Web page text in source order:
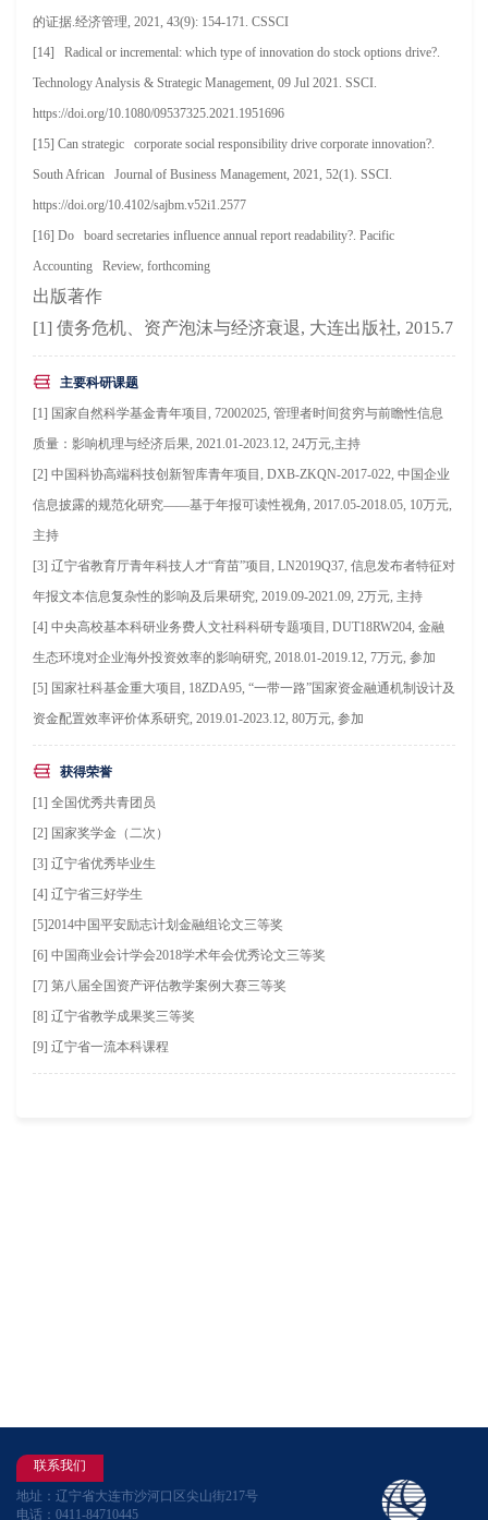
的证据.经济管理, 2021, 43(9): 154-171. CSSCI
[14] Radical or incremental: which type of innovation do stock options drive?.
Technology Analysis & Strategic Management, 09 Jul 2021. SSCI.
https://doi.org/10.1080/09537325.2021.1951696
[15] Can strategic corporate social responsibility drive corporate innovation?.
South African Journal of Business Management, 2021, 52(1). SSCI.
https://doi.org/10.4102/sajbm.v52i1.2577
[16] Do board secretaries influence annual report readability?. Pacific
Accounting Review, forthcoming
出版著作
[1] 债务危机、资产泡沫与经济衰退, 大连出版社, 2015.7
主要科研课题
[1] 国家自然科学基金青年项目, 72002025, 管理者时间贫穷与前瞻性信息
质量：影响机理与经济后果, 2021.01-2023.12, 24万元,主持
[2] 中国科协高端科技创新智库青年项目, DXB-ZKQN-2017-022, 中国企业
信息披露的规范化研究——基于年报可读性视角, 2017.05-2018.05, 10万元,
主持
[3] 辽宁省教育厅青年科技人才“育苗”项目, LN2019Q37, 信息发布者特征对
年报文本信息复杂性的影响及后果研究, 2019.09-2021.09, 2万元, 主持
[4] 中央高校基本科研业务费人文社科科研专题项目, DUT18RW204, 金融
生态环境对企业海外投资效率的影响研究, 2018.01-2019.12, 7万元, 参加
[5] 国家社科基金重大项目, 18ZDA95, “一带一路”国家资金融通机制设计及
资金配置效率评价体系研究, 2019.01-2023.12, 80万元, 参加
获得荣誉
[1] 全国优秀共青团员
[2] 国家奖学金（二次）
[3] 辽宁省优秀毕业生
[4] 辽宁省三好学生
[5]2014中国平安励志计划金融组论文三等奖
[6] 中国商业会计学会2018学术年会优秀论文三等奖
[7] 第八届全国资产评估教学案例大赛三等奖
[8] 辽宁省教学成果奖三等奖
[9] 辽宁省一流本科课程
联系我们
地址：辽宁省大连市沙河口区尖山街217号
电话：0411-84710445